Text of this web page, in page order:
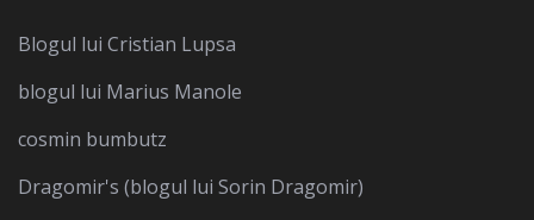
Blogul lui Cristian Lupsa
blogul lui Marius Manole
cosmin bumbutz
Dragomir's (blogul lui Sorin Dragomir)